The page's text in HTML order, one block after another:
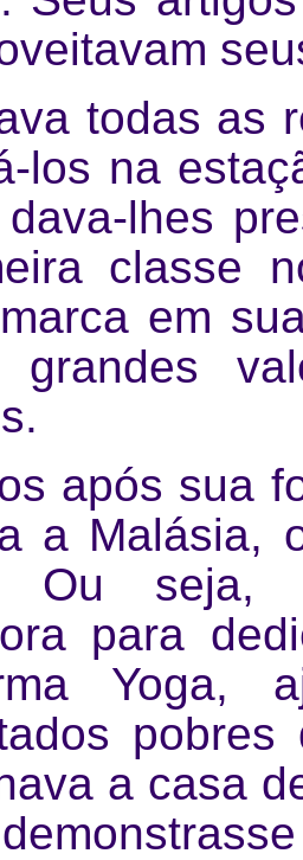
todas as
los na
lhes
classe
em
após sua
a Malásia,
Ou seja,
para
Yoga,
a casa